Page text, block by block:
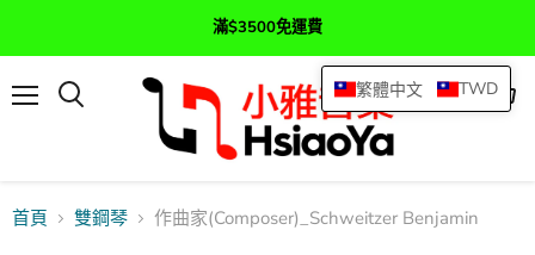
滿$3500免運費
查
首頁 雙鋼琴 作曲家(Composer)_Schweitzer Benjamin
繁體中文 TWD